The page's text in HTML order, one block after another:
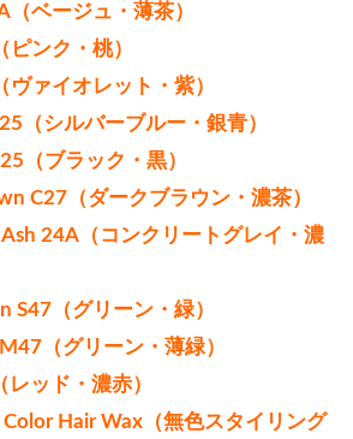
（ベージュ・薄茶）
ピンク・桃）
ヴァイオレット・紫）
（シルバーブルー・銀青）
（ブラック・黒）
C27（ダークブラウン・濃茶）
24A（コンクリートグレイ・濃
S47（グリーン・緑）
（グリーン・薄緑）
レッド・濃赤）
Hair Wax（無色スタイリング